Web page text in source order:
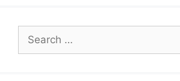
for: